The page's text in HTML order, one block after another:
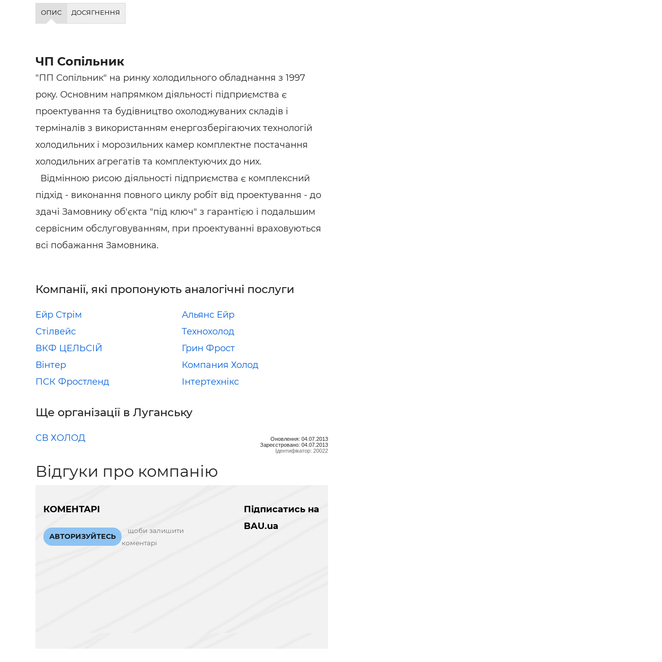
ОПИС ДОСЯГНЕННЯ
ЧП Сопільник
"ПП Сопільник" на ринку холодильного обладнання з 1997
року. Основним напрямком діяльності підприємства є
проектування та будівництво охолоджуваних складів і
терміналів з ​​використанням енергозберігаючих технологій
холодильних і морозильних камер комплектне постачання
холодильних агрегатів та комплектуючих до них.
Відмінною рисою діяльності підприємства є комплексний
підхід - виконання повного циклу робіт від проектування - до
здачі Замовнику об'єкта "під ключ" з гарантією і подальшим
сервісним обслуговуванням, при проектуванні враховуються
всі побажання Замовника.
Компанії, які пропонують аналогічні послуги
Ейр Стрім
Альянс Ейр
Стілвейс
Технохолод
ВКФ ЦЕЛЬСІЙ
Грин Фрост
Вінтер
Компания Холод
ПСК Фростленд
Інтертехнікс
Ще організації в Луганську
СВ ХОЛОД
Оновлення: 04.07.2013
Зареєстровано: 04.07.2013
Ідентифікатор: 20022
Відгуки про компанію
КОМЕНТАРІ
АВТОРИЗУЙТЕСЬ
щоби залишити
коментарі
Підписатись на
BAU.ua